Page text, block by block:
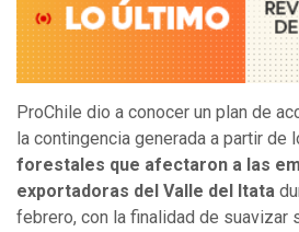
ProChile dio a conocer un plan de
la contingencia generada a partir de
forestales que afectaron a las
exportadoras del Valle del Itata
febrero, con la finalidad de suavizar